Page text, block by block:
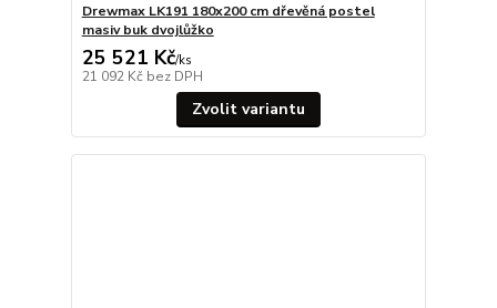
Drewmax LK191 180x200 cm dřevěná postel
masiv buk dvojlůžko
25 521 Kč/ks
21 092 Kč bez DPH
Zvolit variantu